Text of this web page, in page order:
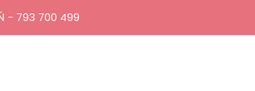
- 793 700 499